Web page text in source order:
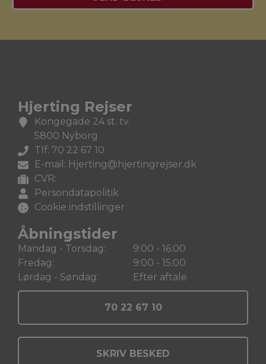
Hjerting Rejser
Kongegade 24 st. tv.
5800 Nyborg
Tlf: 70 22 67 10
E-mail: Hjerting@hjertingrejser.dk
CVR:
Persondatapolitik
Cookie indstillinger
Åbningstider
Mandag - Torsdag:
Fredag:
Lørdag - Søndag:
9:00 - 16:00
9:00 - 15:00
Efter aftale
70 22 67 10
SKRIV BESKED